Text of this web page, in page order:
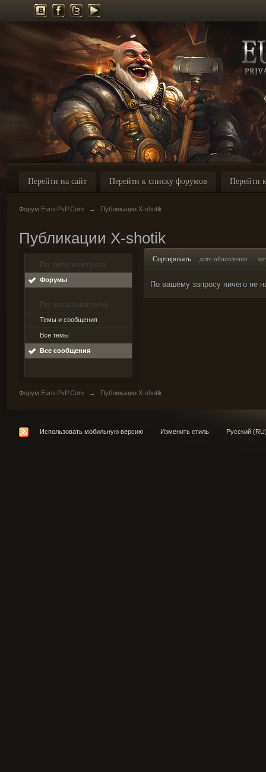
Перейти на сайт Перейти к списку форумов Перейти
Форум Euro-PvP.Com → Публикации X-shotik
Публикации X-shotik
По типу контента
Форумы
По пользователю
Темы и сообщения
Все темы
Все сообщения
Сортировать дате обновления
По вашему запросу ничего не
Форум Euro-PvP.Com → Публикации X-shotik
Использовать мобильную версию Изменить стиль Русский